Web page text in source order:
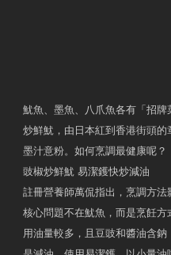
魷魚、墨魚、八爪魚各有「招
炒鮮魷，由日本紅到香港街頭
墨汁意粉。如何烹調最健康呢？
豉椒炒鮮魷 易潔鑊快炒減油
註冊營養師萬侃指出，烹調方
核心問題不在魷魚，而是烹飪
用油量較多，且豆豉和醬油含